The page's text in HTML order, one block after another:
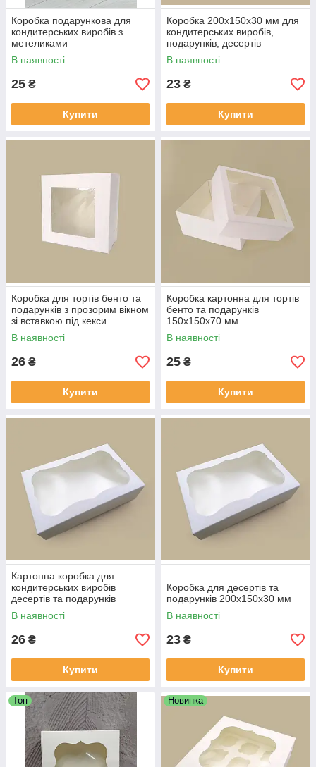
Коробка подарункова для
кондитерських виробів з
метеликами
В наявності
25 ₴
Купити
Коробка 200х150х30 мм для
кондитерських виробів,
подарунків, десертів
В наявності
23 ₴
Купити
Коробка для тортів бенто та
подарунків з прозорим вікном
зі вставкою під кекси
В наявності
26 ₴
Купити
Коробка картонна для тортів
бенто та подарунків
150х150х70 мм
В наявності
25 ₴
Купити
Картонна коробка для
кондитерських виробів
десертів та подарунків
250х170х60 мм
В наявності
26 ₴
Купити
Коробка для десертів та
подарунків 200х150х30 мм
В наявності
23 ₴
Купити
Топ Новинка